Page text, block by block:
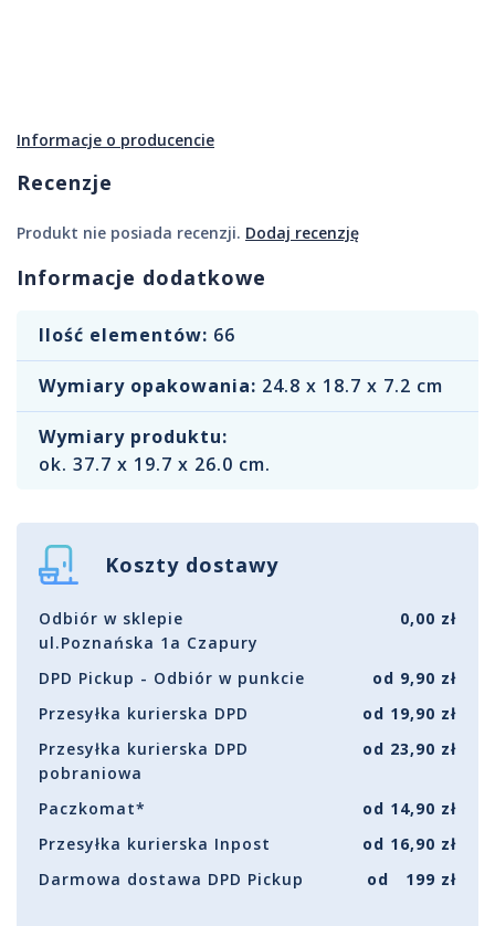
Informacje o producencie
Recenzje
Produkt nie posiada recenzji. Dodaj recenzję
Informacje dodatkowe
Ilość elementów: 66
Wymiary opakowania: 24.8 x 18.7 x 7.2 cm
Wymiary produktu:
ok. 37.7 x 19.7 x 26.0 cm.
Koszty dostawy
Odbiór w sklepie
ul.Poznańska 1a Czapury
0,00 zł
DPD Pickup - Odbiór w punkcie
od 9,90 zł
Przesyłka kurierska DPD
od 19,90 zł
Przesyłka kurierska DPD
pobraniowa
od 23,90 zł
Paczkomat*
od 14,90 zł
Przesyłka kurierska Inpost
od 16,90 zł
Darmowa dostawa DPD Pickup
od 199 zł